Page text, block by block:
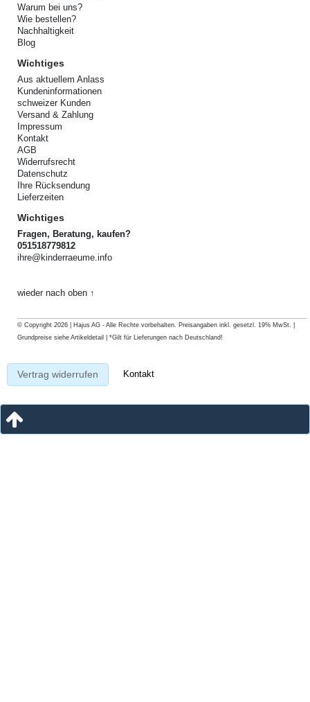
Warum bei uns?
Wie bestellen?
Nachhaltigkeit
Blog
Wichtiges
Aus aktuellem Anlass
Kundeninformationen
schweizer Kunden
Versand & Zahlung
Impressum
Kontakt
AGB
Widerrufsrecht
Datenschutz
Ihre Rücksendung
Lieferzeiten
Wichtiges
Fragen, Beratung, kaufen?
051518779812
ihre@kinderraeume.info
wieder nach oben ↑
© Copyright 2026 | Hajus AG - Alle Rechte vorbehalten. Preisangaben inkl. gesetzl. 19% MwSt. |
Grundpreise siehe Artikeldetail | *Gilt für Lieferungen nach Deutschland!
Vertrag widerrufen Kontakt